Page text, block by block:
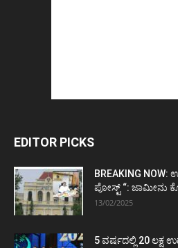
EDITOR PICKS
BREAKING
ಪೋಸ್ಟ್‌ “: ಜಾಮೀನು
13/02/2025
5 ವರ್ಷದಲ್ಲಿ 20 ಲಕ್ಷ